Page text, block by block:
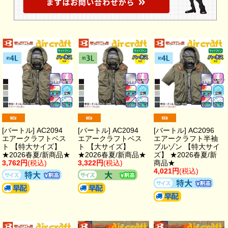
[バートル] AC2094
エアークラフトベス
ト 【特大サイズ】
★2026春夏/新商品★
3,762円(税込)
[バートル] AC2094
エアークラフトベス
ト 【大サイズ】
★2026春夏/新商品★
3,322円(税込)
[バートル] AC2096
エアークラフト半袖
ブルゾン 【特大サイ
ズ】 ★2026春夏/新
商品★
4,021円(税込)